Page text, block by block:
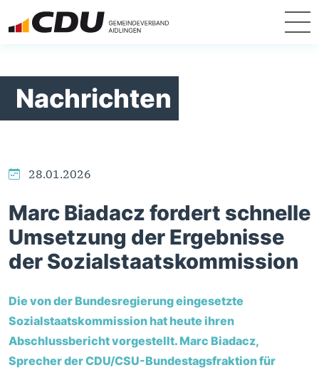
Nachrichten
28.01.2026
Marc Biadacz fordert schnelle
Umsetzung der Ergebnisse
der Sozialstaatskommission
Die von der Bundesregierung eingesetzte
Sozialstaatskommission hat heute ihren
Abschlussbericht vorgestellt. Marc Biadacz,
Sprecher der CDU/CSU-Bundestagsfraktion für